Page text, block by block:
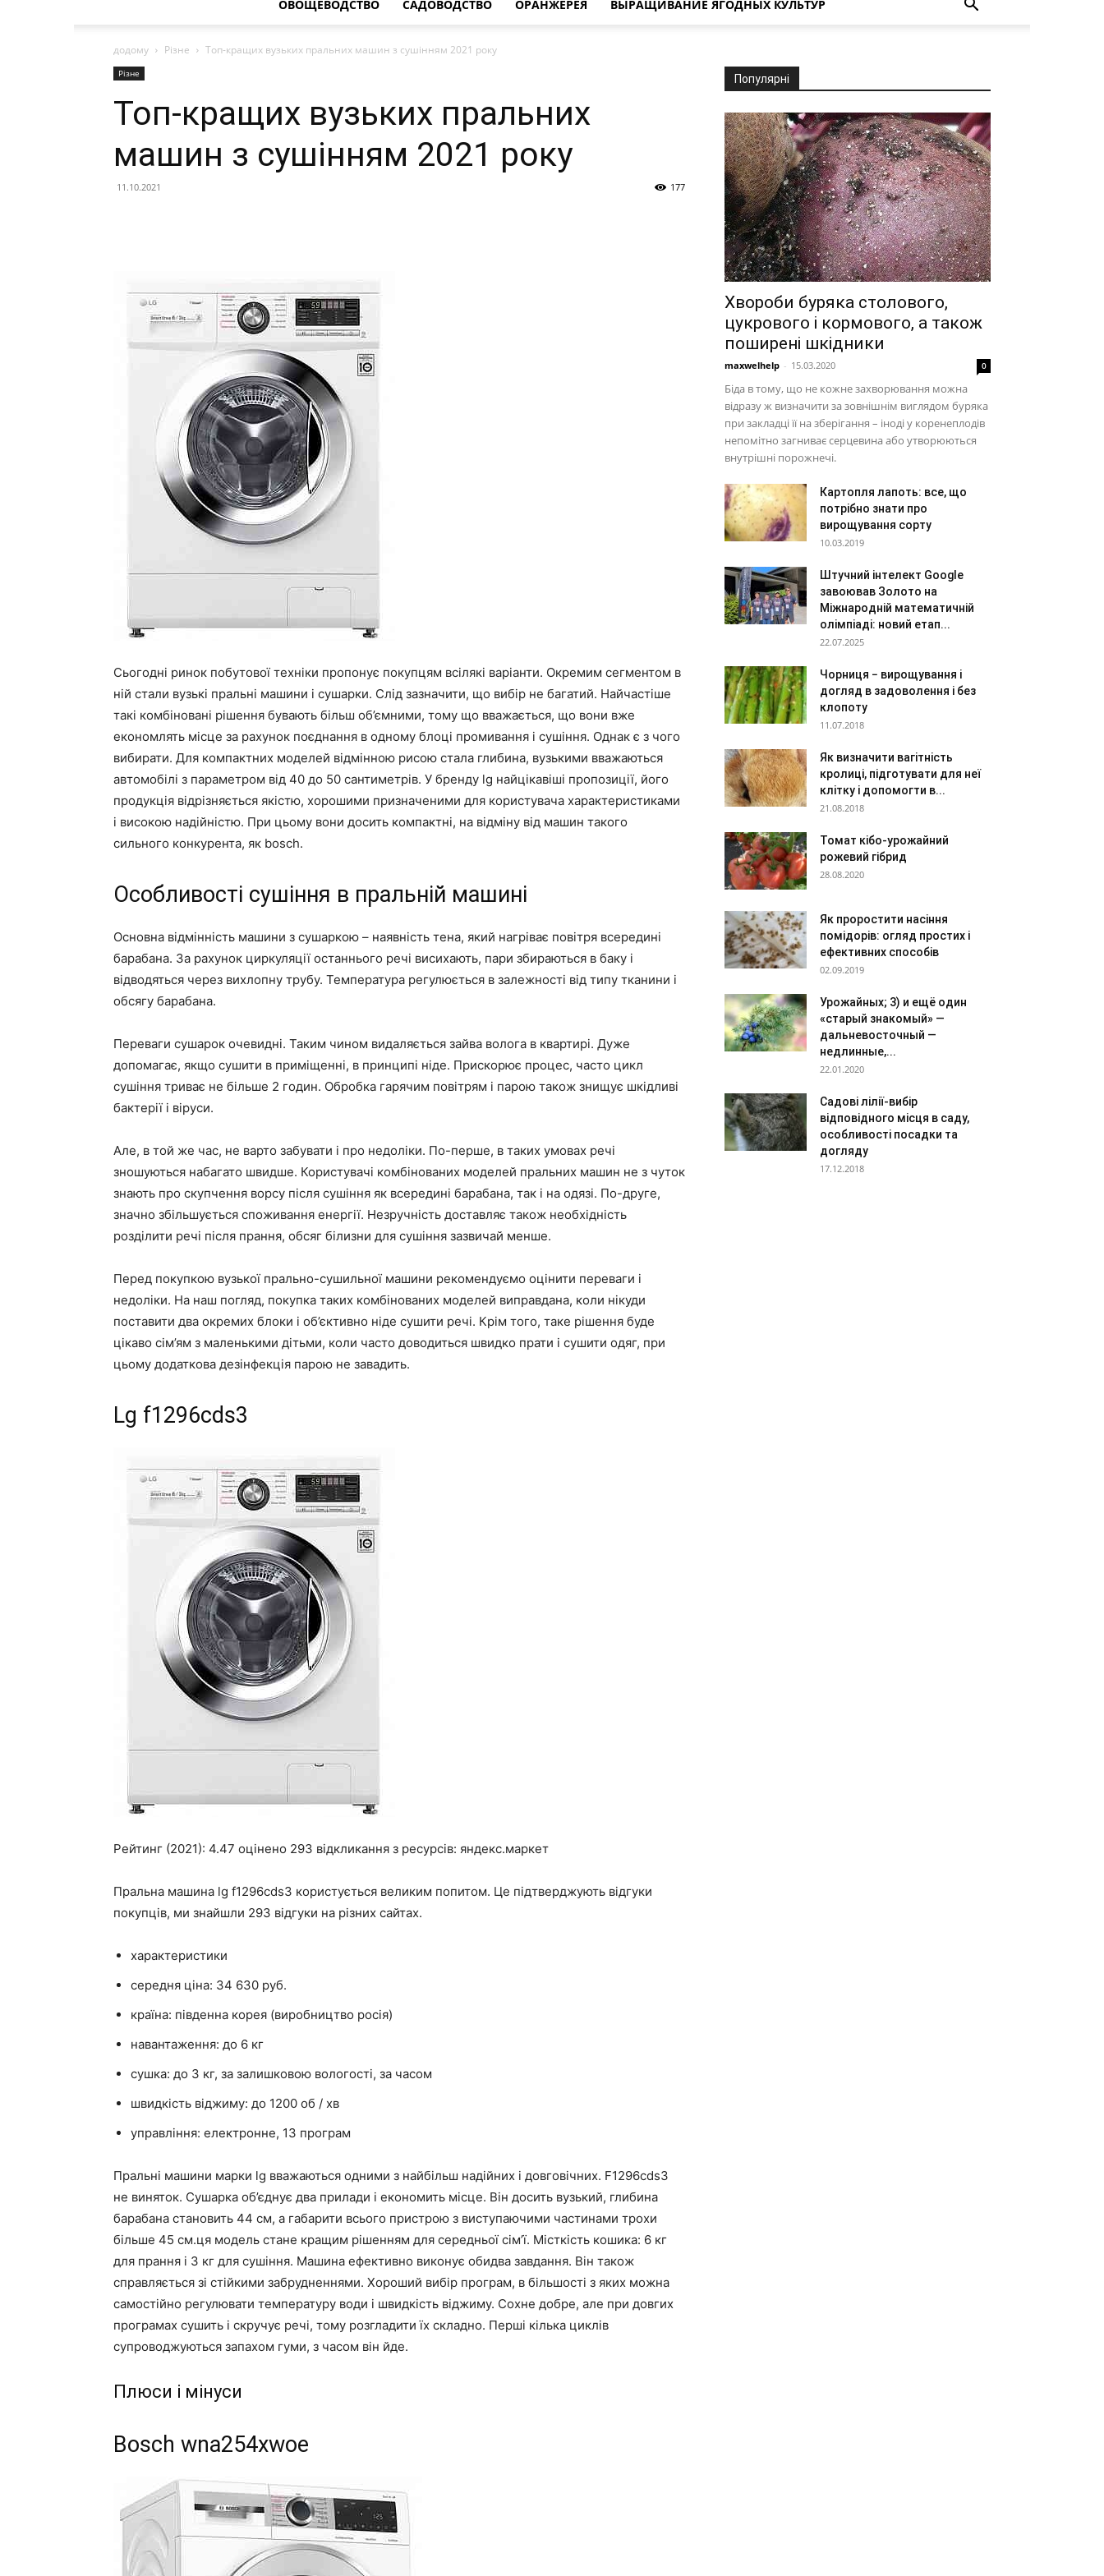
ОВОЩЕВОДСТВО САДОВОДСТВО ОРАНЖЕРЕЯ ВЫРАЩИВАНИЕ ЯГОДНЫХ КУЛЬТУР
додому Різне Топ-кращих вузьких пральних машин з сушінням 2021 року
Різне
Топ-кращих вузьких пральних
машин з сушінням 2021 року
11.10.2021 177
Сьогодні ринок побутової техніки пропонує покупцям всілякі варіанти. Окремим сегментом в
ній стали вузькі пральні машини і сушарки. Слід зазначити, що вибір не багатий. Найчастіше
такі комбіновані рішення бувають більш об’ємними, тому що вважається, що вони вже
економлять місце за рахунок поєднання в одному блоці промивання і сушіння. Однак є з чого
вибирати. Для компактних моделей відмінною рисою стала глибина, вузькими вважаються
автомобілі з параметром від 40 до 50 сантиметрів. У бренду lg найцікавіші пропозиції, його
продукція відрізняється якістю, хорошими призначеними для користувача характеристиками
і високою надійністю. При цьому вони досить компактні, на відміну від машин такого
сильного конкурента, як bosch.
Особливості сушіння в пральній машині
Основна відмінність машини з сушаркою – наявність тена, який нагріває повітря всередині
барабана. За рахунок циркуляції останнього речі висихають, пари збираються в баку і
відводяться через вихлопну трубу. Температура регулюється в залежності від типу тканини і
обсягу барабана.
Переваги сушарок очевидні. Таким чином видаляється зайва волога в квартирі. Дуже
допомагає, якщо сушити в приміщенні, в принципі ніде. Прискорює процес, часто цикл
сушіння триває не більше 2 годин. Обробка гарячим повітрям і парою також знищує шкідливі
бактерії і віруси.
Але, в той же час, не варто забувати і про недоліки. По-перше, в таких умовах речі
зношуються набагато швидше. Користувачі комбінованих моделей пральних машин не з чуток
знають про скупчення ворсу після сушіння як всередині барабана, так і на одязі. По-друге,
значно збільшується споживання енергії. Незручність доставляє також необхідність
розділити речі після прання, обсяг білизни для сушіння зазвичай менше.
Перед покупкою вузької прально-сушильної машини рекомендуємо оцінити переваги і
недоліки. На наш погляд, покупка таких комбінованих моделей виправдана, коли нікуди
поставити два окремих блоки і об’єктивно ніде сушити речі. Крім того, таке рішення буде
цікаво сім’ям з маленькими дітьми, коли часто доводиться швидко прати і сушити одяг, при
цьому додаткова дезінфекція парою не завадить.
Lg f1296cds3
Рейтинг (2021): 4.47 оцінено 293 відкликання з ресурсів: яндекс.маркет
Пральна машина lg f1296cds3 користується великим попитом. Це підтверджують відгуки
покупців, ми знайшли 293 відгуки на різних сайтах.
характеристики
середня ціна: 34 630 руб.
країна: південна корея (виробництво росія)
навантаження: до 6 кг
сушка: до 3 кг, за залишковою вологості, за часом
швидкість віджиму: до 1200 об / хв
управління: електронне, 13 програм
Пральні машини марки lg вважаються одними з найбільш надійних і довговічних. F1296cds3
не виняток. Сушарка об’єднує два прилади і економить місце. Він досить вузький, глибина
барабана становить 44 см, а габарити всього пристрою з виступаючими частинами трохи
більше 45 см.ця модель стане кращим рішенням для середньої сім’ї. Місткість кошика: 6 кг
для прання і 3 кг для сушіння. Машина ефективно виконує обидва завдання. Він також
справляється зі стійкими забрудненнями. Хороший вибір програм, в більшості з яких можна
самостійно регулювати температуру води і швидкість віджиму. Сохне добре, але при довгих
програмах сушить і скручує речі, тому розгладити їх складно. Перші кілька циклів
супроводжуються запахом гуми, з часом він йде.
Плюси і мінуси
Bosch wna254xwoe
Популярні
Хвороби буряка столового,
цукрового і кормового, а також
поширені шкідники
maxwelhelp - 15.03.2020 0
Біда в тому, що не кожне захворювання можна
відразу ж визначити за зовнішнім виглядом буряка
при закладці її на зберігання – іноді у коренеплодів
непомітно загниває серцевина або утворюються
внутрішні порожнечі.
Картопля лапоть: все, що
потрібно знати про
вирощування сорту
10.03.2019
Штучний інтелект Google
завоював Золото на
Міжнародній математичній
олімпіаді: новий етап...
22.07.2025
Чорниця − вирощування і
догляд в задоволення і без
клопоту
11.07.2018
Як визначити вагітність
кролиці, підготувати для неї
клітку і допомогти в...
21.08.2018
Томат кібо-урожайний
рожевий гібрид
28.08.2020
Як проростити насіння
помідорів: огляд простих і
ефективних способів
02.09.2019
Урожайных; 3) и ещё один
«старый знакомый» —
дальневосточный —
недлинные,...
22.01.2020
Садові лілії-вибір
відповідного місця в саду,
особливості посадки та
догляду
17.12.2018